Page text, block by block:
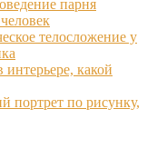
парня
телосложение у
какой
портрет по рисунку,